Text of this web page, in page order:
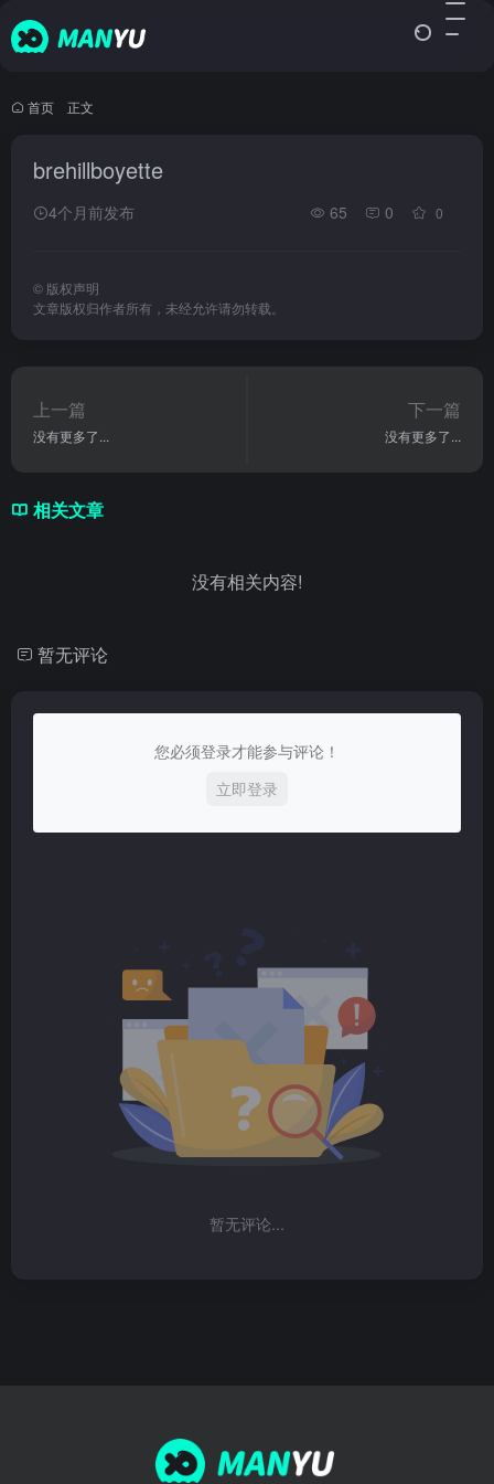
首页 正文
brehillboyette
4个月前发布 65 0 0
© 版权声明
文章版权归作者所有，未经允许请勿转载。
上一篇
没有更多了...
下一篇
没有更多了...
相关文章
没有相关内容!
暂无评论
您必须登录才能参与评论！
立即登录
暂无评论...